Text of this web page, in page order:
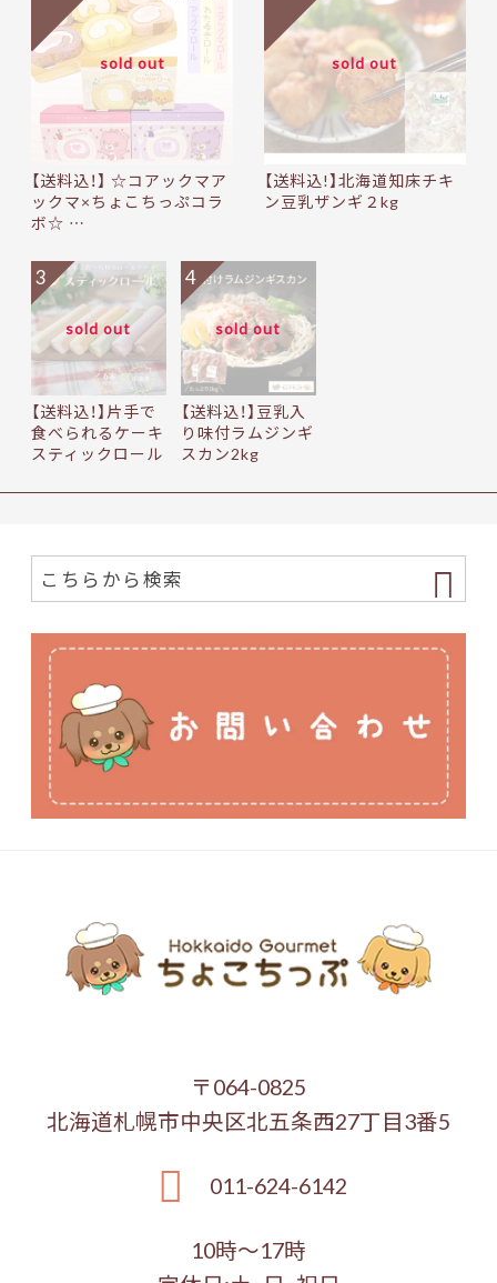
sold out
【送料込！】 ☆コアックマア
ックマ×ちょこちっぷコラ
ボ☆ …
sold out
【送料込!】北海道知床チキ
ン豆乳ザンギ２kg
sold out
【送料込！】片手で
食べられるケーキ
スティックロール
3
sold out
【送料込！】豆乳入
り味付ラムジンギ
スカン2kg
4
〒064-0825
北海道札幌市中央区北五条西27丁目3番5
011-624-6142
10時～17時